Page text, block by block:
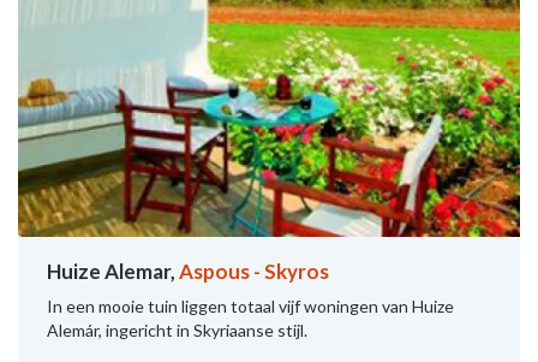
Huize Alemar,Aspous - Skyros
In een mooie tuin liggen totaal vijf woningen van Huize
Alemár, ingericht in Skyriaanse stijl.